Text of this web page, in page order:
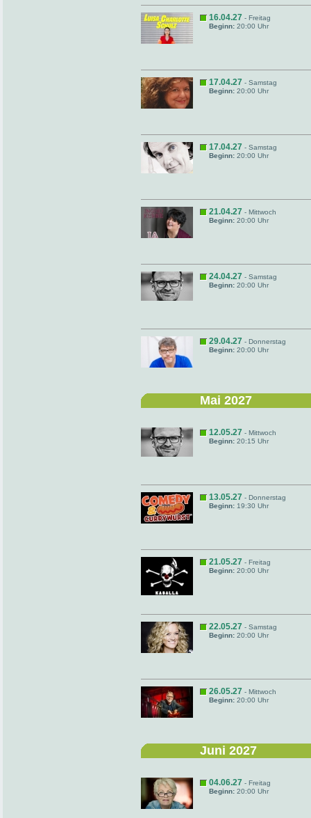
16.04.27 - Freitag
Beginn: 20:00 Uhr
17.04.27 - Samstag
Beginn: 20:00 Uhr
17.04.27 - Samstag
Beginn: 20:00 Uhr
21.04.27 - Mittwoch
Beginn: 20:00 Uhr
24.04.27 - Samstag
Beginn: 20:00 Uhr
29.04.27 - Donnerstag
Beginn: 20:00 Uhr
Mai 2027
12.05.27 - Mittwoch
Beginn: 20:15 Uhr
13.05.27 - Donnerstag
Beginn: 19:30 Uhr
21.05.27 - Freitag
Beginn: 20:00 Uhr
22.05.27 - Samstag
Beginn: 20:00 Uhr
26.05.27 - Mittwoch
Beginn: 20:00 Uhr
Juni 2027
04.06.27 - Freitag
Beginn: 20:00 Uhr